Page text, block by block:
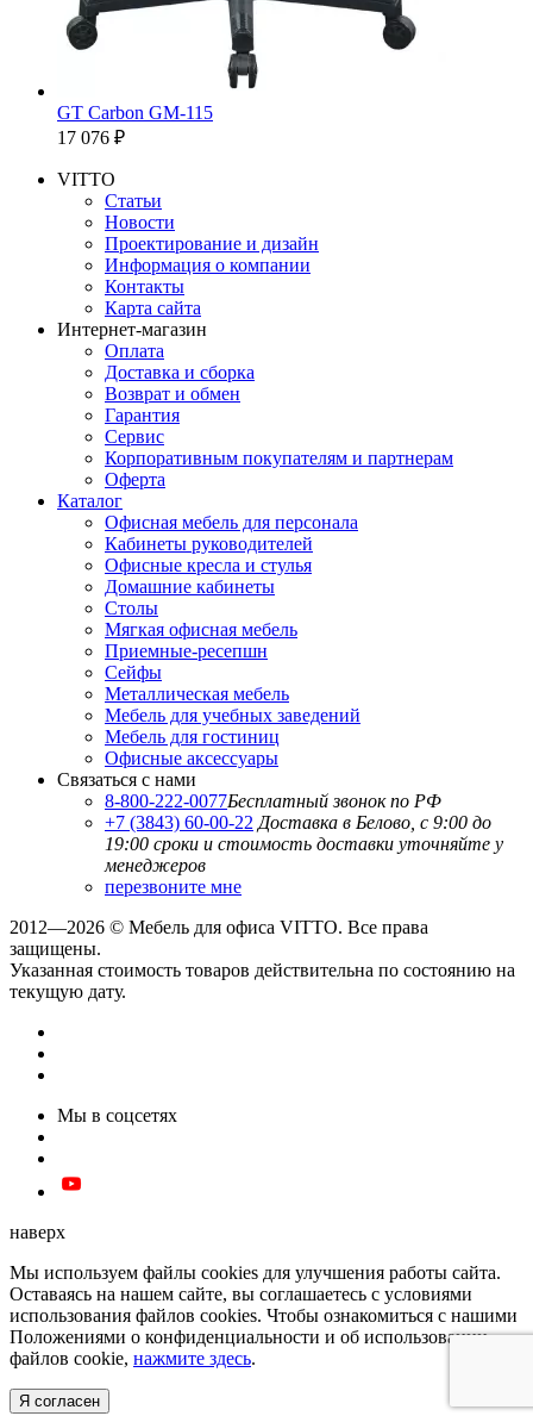
GT Carbon GM-115
17 076 ₽
VITTO
Статьи
Новости
Проектирование и дизайн
Информация о компании
Контакты
Карта сайта
Интернет-магазин
Оплата
Доставка и сборка
Возврат и обмен
Гарантия
Сервис
Корпоративным покупателям и партнерам
Оферта
Каталог
Офисная мебель для персонала
Кабинеты руководителей
Офисные кресла и стулья
Домашние кабинеты
Столы
Мягкая офисная мебель
Приемные-ресепшн
Сейфы
Металлическая мебель
Мебель для учебных заведений
Мебель для гостиниц
Офисные аксессуары
Связаться с нами
8-800-222-0077Бесплатный звонок по РФ
+7 (3843) 60-00-22 Доставка в Белово, с 9:00 до
19:00 сроки и стоимость доставки уточняйте у
менеджеров
перезвоните мне
2012—2026 © Мебель для офиса VITTO. Все права
защищены.
Указанная стоимость товаров действительна по состоянию на
текущую дату.
Мы в соцсетях
наверх
Мы используем файлы cookies для улучшения работы сайта.
Оставаясь на нашем сайте, вы соглашаетесь с условиями
использования файлов cookies. Чтобы ознакомиться с нашими
Положениями о конфиденциальности и об использовании
файлов cookie, нажмите здесь.
Я согласен